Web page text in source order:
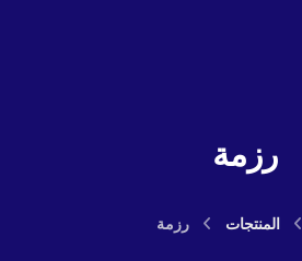
رزمة
المنتجات رزمة